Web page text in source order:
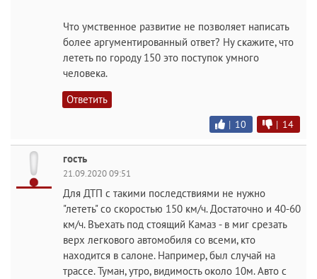
Что умственное развитие не позволяет написать
более аргументированный ответ? Ну скажите, что
лететь по городу 150 это поступок умного
человека.
Ответить
| 10 | 14
гость
21.09.2020 09:51
Для ДТП с такими последствиями не нужно
"лететь" со скоростью 150 км/ч. Достаточно и 40-60
км/ч. Въехать под стоящий Камаз - в миг срезать
верх легкового автомобиля со всеми, кто
находится в салоне. Например, был случай на
трассе. Туман, утро, видимость около 10м. Авто с